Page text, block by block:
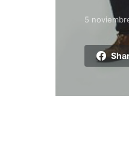
Posted on
5